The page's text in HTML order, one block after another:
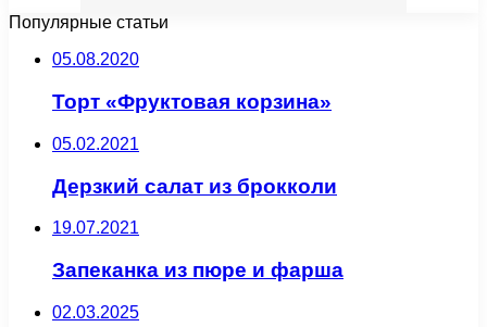
Популярные статьи
05.08.2020
Торт «Фруктовая корзина»
05.02.2021
Дерзкий салат из брокколи
19.07.2021
Запеканка из пюре и фарша
02.03.2025